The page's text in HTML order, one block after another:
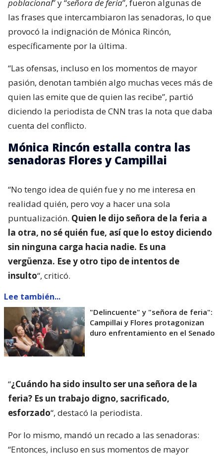
poblacional” y “señora de feria”, fueron algunas de
las frases que intercambiaron las senadoras, lo que
provocó la indignación de Mónica Rincón,
específicamente por la última.
“Las ofensas, incluso en los momentos de mayor
pasión, denotan también algo muchas veces más de
quien las emite que de quien las recibe”, partió
diciendo la periodista de CNN tras la nota que daba
cuenta del conflicto.
Mónica Rincón estalla contra las
senadoras Flores y Campillai
“No tengo idea de quién fue y no me interesa en
realidad quién, pero voy a hacer una sola
puntualización. Quien le dijo señora de la feria a
la otra, no sé quién fue, así que lo estoy diciendo
sin ninguna carga hacia nadie. Es una
vergüenza. Ese y otro tipo de intentos de
insulto“, criticó.
Lee también...
"Delincuente" y "señora de feria":
Campillai y Flores protagonizan
duro enfrentamiento en el Senado
“¿Cuándo ha sido insulto ser una señora de la
feria? Es un trabajo digno, sacrificado,
esforzado“, destacó la periodista.
Por lo mismo, mandó un recado a las senadoras:
“Entonces, incluso en sus momentos de mayor